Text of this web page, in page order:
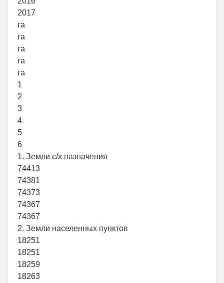
2017
га
га
га
га
га
1
2
3
4
5
6
1. Земли с/х назначения
74413
74381
74373
74367
74367
2. Земли населенных пунктов
18251
18251
18259
18263